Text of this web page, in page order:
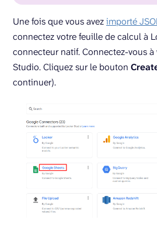
Une fois que vous avezimporté
connectez votre feuille de calcul à
connecteur natif. Connectez-vous
Studio. Cliquez sur le bouton
continuer).